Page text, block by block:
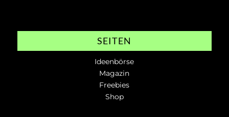
SEITEN
Ideenbörse
Magazin
Freebies
Shop